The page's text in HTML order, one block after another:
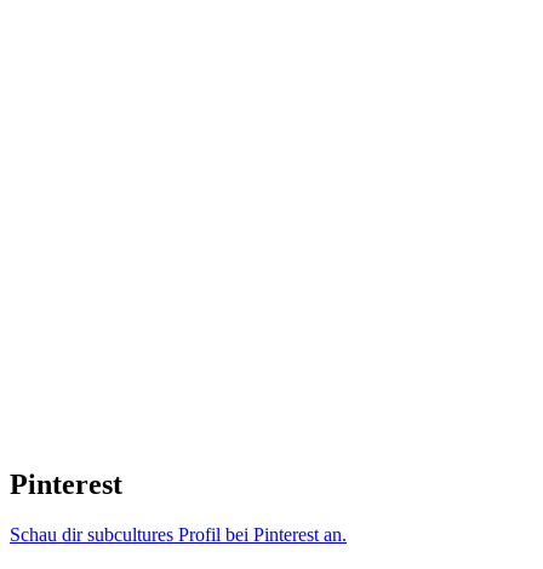
Pinterest
Schau dir subcultures Profil bei Pinterest an.